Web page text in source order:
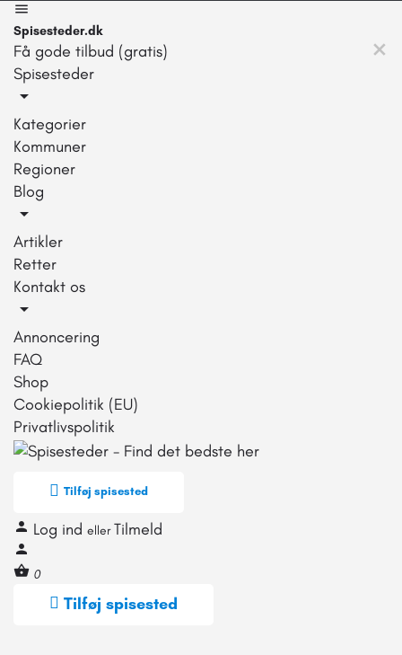
Spisesteder.dk
Få gode tilbud (gratis)
Spisesteder
Kategorier
Kommuner
Regioner
Blog
Artikler
Retter
Kontakt os
Annoncering
FAQ
Shop
Cookiepolitik (EU)
Privatlivspolitik
Tilføj spisested
Log ind eller Tilmeld
0
Tilføj spisested